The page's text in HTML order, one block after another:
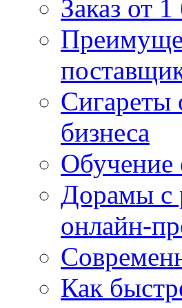
Заказ от
Сигареты
бизнеса
Обучение
Дорамы с
онлайн-
Как